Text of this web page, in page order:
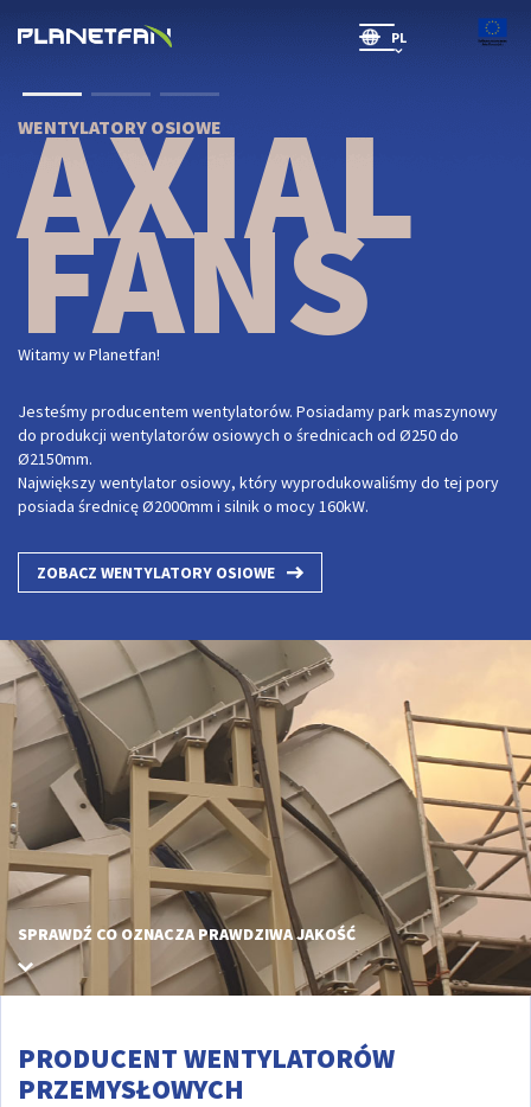
PL
WENTYLATORY OSIOWE
AXIAL
FANS
Witamy w Planetfan!
Jesteśmy producentem wentylatorów. Posiadamy park maszynowy
do produkcji wentylatorów osiowych o średnicach od Ø250 do
Ø2150mm.
Największy wentylator osiowy, który wyprodukowaliśmy do tej pory
posiada średnicę Ø2000mm i silnik o mocy 160kW.
ZOBACZ WENTYLATORY OSIOWE
SPRAWDŹ CO OZNACZA PRAWDZIWA JAKOŚĆ
PRODUCENT WENTYLATORÓW
PRZEMYSŁOWYCH